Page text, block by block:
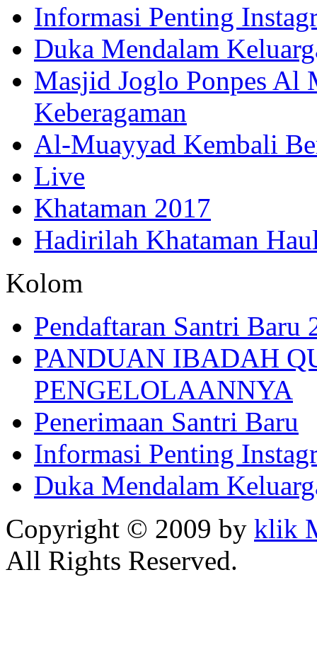
Informasi Penting
Duka Mendalam
Masjid Joglo Ponpes Al
Keberagaman
Al-Muayyad Kembali
Live
Khataman 2017
Hadirilah Khataman
Kolom
Pendaftaran Santri Baru
PANDUAN IBADAH
PENGELOLAANNYA
Penerimaan Santri Baru
Informasi Penting
Duka Mendalam
Copyright © 2009 by klik
All Rights Reserved.